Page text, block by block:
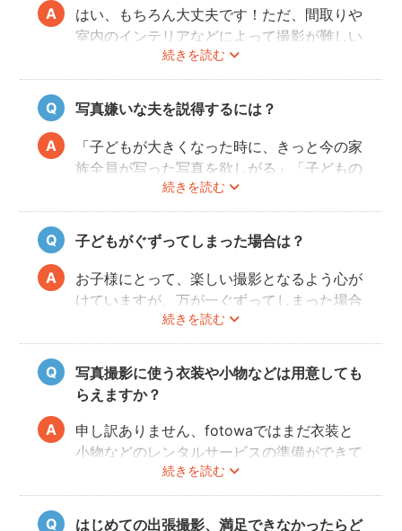
びながら写真を撮影していきます。
続きを読む
はい、もちろん大丈夫です！ただ、間取りや
室内のインテリアなどによって撮影が難しい
場合もありますので、事前にフォトグラファ
ーに相談してみてください。
写真嫌いな夫を説得するには？
続きを読む
「子どもが大きくなった時に、きっと今の家
族全員が写った写真を欲しがる」「子どもの
結婚式で使える写真を撮らないと！」はかな
り効きます。それでも説得できない場合は、
当日撮影の際に、楽しそうにしているお子様
と奥様の様子を見て、実際に撮れた写真をカ
メラで見せてもらって、ノリノリになって一
緒に写るようになることが多いです！
子どもがぐずってしまった場合は？
続きを読む
お子様にとって、楽しい撮影となるよう心が
けていますが、万が一ぐずってしまった場合
は、一旦休憩を挟んで、好きなおやつを食べ
させたりして気を取り直します（当日にオス
スメの持ち物 ）。また、お子様の泣き顔も、
いつか素敵な思い出になりますので、そこも
写真におさめておきます！
写真撮影に使う衣装や小物などは用意しても
らえますか？
続きを読む
申し訳ありません、fotowaではまだ衣装と
小物などのレンタルサービスの準備ができて
おりませんので、お客様ご自身にご用意をお
願いしております。
はじめての出張撮影、満足できなかったらど